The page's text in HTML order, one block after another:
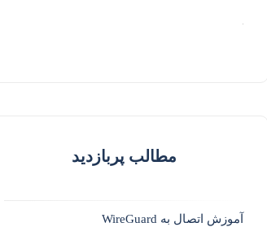
مطالب پربازدید
آموزش اتصال به WireGuard